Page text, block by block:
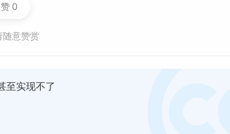
赞0
随意赞赏
至实现不了